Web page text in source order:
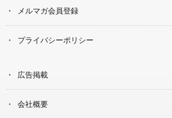
メルマガ会員登録
プライバシーポリシー
広告掲載
会社概要